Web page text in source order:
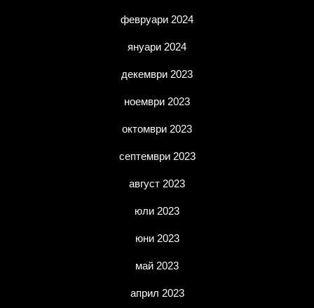
февруари 2024
януари 2024
декември 2023
ноември 2023
октомври 2023
септември 2023
август 2023
юли 2023
юни 2023
май 2023
април 2023